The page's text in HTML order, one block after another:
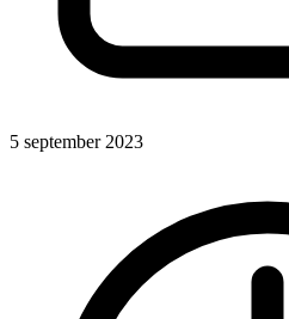
5 september 2023